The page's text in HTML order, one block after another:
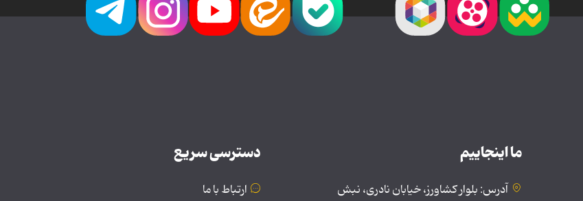
ما اینجاییم
آدرس: بلوار کشاورز، خیابان نادری، نبش
دسترسی سریع
ارتباط با ما